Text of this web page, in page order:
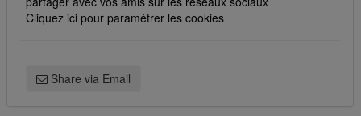
Cliquez ici pour paramétrer les cookies
Share via Email